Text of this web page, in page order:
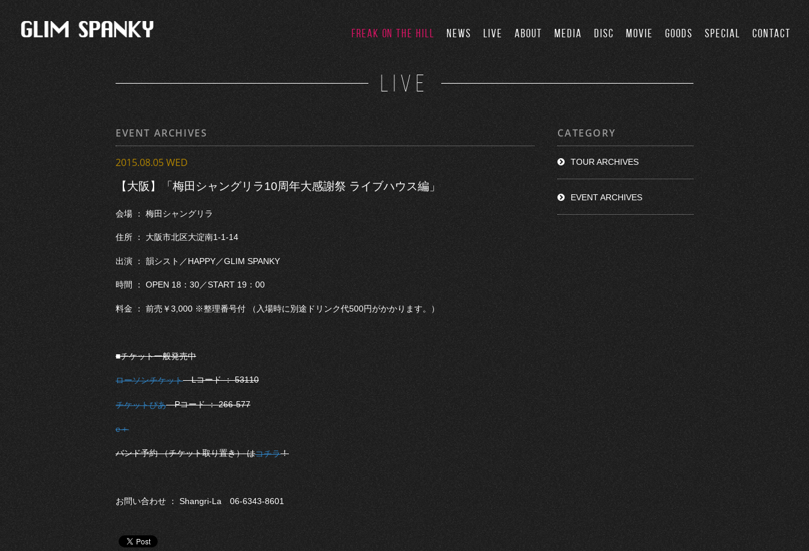
FREAK ON THE HILL NEWS LIVE ABOUT MEDIA DISC MOVIE GOODS SPECIAL CONTACT
LIVE
EVENT ARCHIVES
2015.08.05 WED
【大阪】「梅田シャングリラ10周年大感謝祭 ライブハウス編」
会場 ： 梅田シャングリラ
住所 ： 大阪市北区大淀南1-1-14
出演 ： 韻シスト／HAPPY／GLIM SPANKY
時間 ： OPEN 18：30／START 19：00
料金 ： 前売￥3,000 ※整理番号付 （入場時に別途ドリンク代500円がかかります。）
■チケット一般発売中
ローソンチケットLコード ： 53110
チケットぴあPコード ： 266-577
e＋
バンド予約 （チケット取り置き） はコチラ！
お問い合わせ ： Shangri-La 06-6343-8601
CATEGORY
TOUR ARCHIVES
EVENT ARCHIVES